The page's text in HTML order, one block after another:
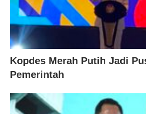
Kopdes Merah Putih Jadi
Pemerintah